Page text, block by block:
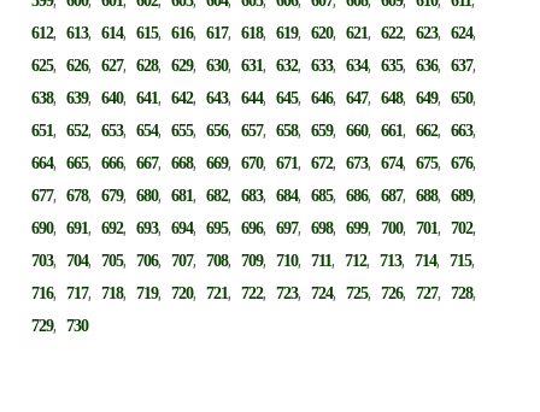
612,613,614,615,616,617,618,619,620,621,622,623,624,
625,626,627,628,629,630,631,632,633,634,635,636,637,
638,639,640,641,642,643,644,645,646,647,648,649,650,
651,652,653,654,655,656,657,658,659,660,661,662,663,
664,665,666,667,668,669,670,671,672,673,674,675,676,
677,678,679,680,681,682,683,684,685,686,687,688,689,
690,691,692,693,694,695,696,697,698,699,700,701,702,
703,704,705,706,707,708,709,710,711,712,713,714,715,
716,717,718,719,720,721,722,723,724,725,726,727,728,
729,730